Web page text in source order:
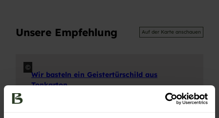
Unsere Empfehlung Auf der Karte anschauen
©
Wir basteln ein Geistertürschild aus
Tonkarton